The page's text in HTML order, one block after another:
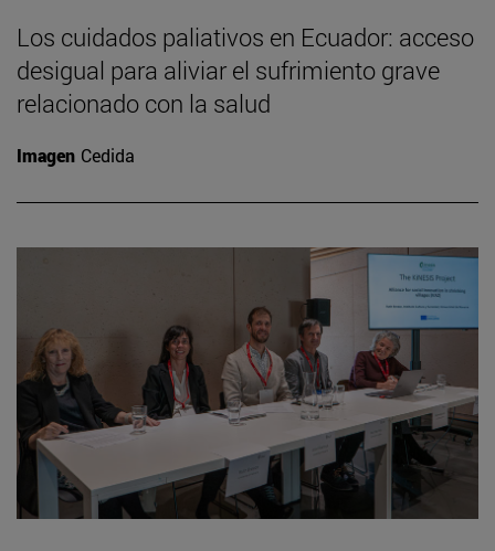
Los cuidados paliativos en Ecuador: acceso
desigual para aliviar el sufrimiento grave
relacionado con la salud
Imagen Cedida